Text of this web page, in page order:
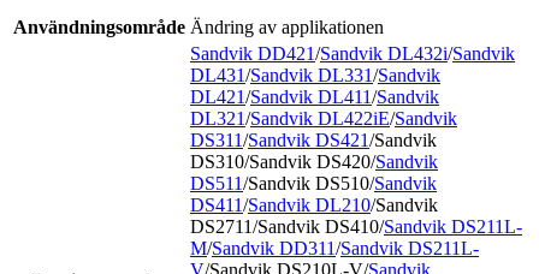
Användningsområde Ändring av applikationen
Sandvik DD421/Sandvik DL432i/Sandvik
DL431/Sandvik DL331/Sandvik
DL421/Sandvik DL411/Sandvik
DL321/Sandvik DL422iE/Sandvik
DS311/Sandvik DS421/Sandvik
DS310/Sandvik DS420/Sandvik
DS511/Sandvik DS510/Sandvik
DS411/Sandvik DL210/Sandvik
DS2711/Sandvik DS410/Sandvik DS211L-
M/Sandvik DD311/Sandvik DS211L-
V/Sandvik DS210L-V/Sandvik